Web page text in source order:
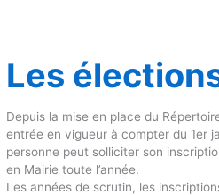
Les
Depuis la mise en place du
entrée en vigueur à compter du 1er
personne peut solliciter son
en Mairie toute l’année.
Les années de scrutin, les